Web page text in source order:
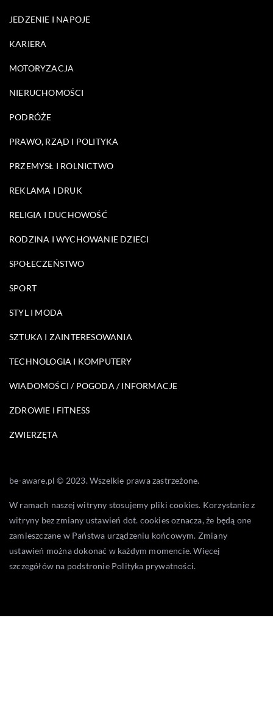
JEDZENIE I NAPOJE
KARIERA
MOTORYZACJA
NIERUCHOMOŚCI
PODRÓŻE
PRAWO, RZĄD I POLITYKA
PRZEMYSŁ I ROLNICTWO
REKLAMA I DRUK
RELIGIA I DUCHOWOŚĆ
RODZINA I WYCHOWANIE DZIECI
SPOŁECZEŃSTWO
SPORT
STYL I MODA
SZTUKA I ZAINTERESOWANIA
TECHNOLOGIA I KOMPUTERY
WIADOMOŚCI / POGODA / INFORMACJE
ZDROWIE I FITNESS
ZWIERZĘTA
be-aware.pl © 2023. Wszelkie prawa zastrzeżone.
W ramach naszej witryny stosujemy pliki cookies. Korzystanie z
witryny bez zmiany ustawień dot. cookies oznacza, że będą one
zamieszczane w Państwa urządzeniu końcowym. Zmiany
ustawień można dokonać w każdym momencie. Więcej
szczegółów na podstronie Polityka prywatności.